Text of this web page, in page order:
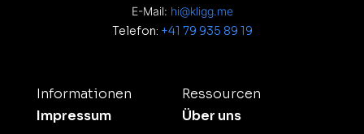
E-Mail: hi@kligg.me
Telefon: +41 79 935 89 19
Informationen
Impressum
Ressourcen
Über uns